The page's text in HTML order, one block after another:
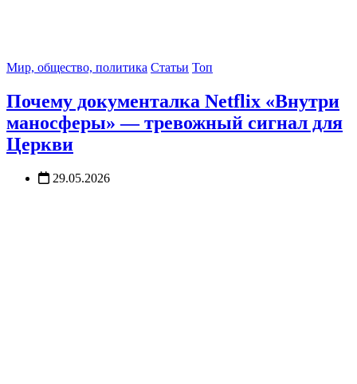
Мир, общество, политика Статьи Топ
Почему документалка Netflix «Внутри
маносферы» — тревожный сигнал для
Церкви
29.05.2026